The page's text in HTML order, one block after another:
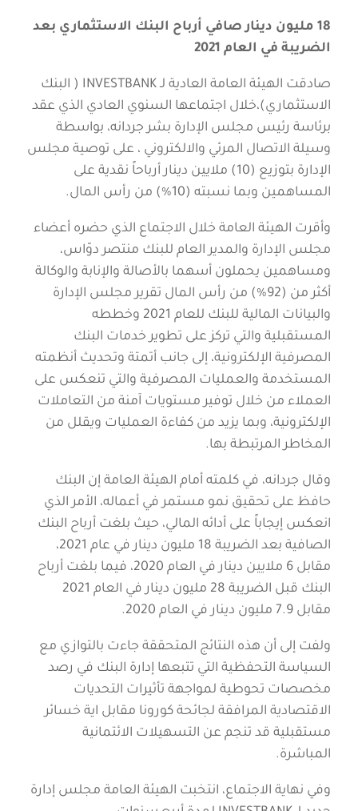
18 مليون دينار صافي أرباح البنك الاستثماري بعد
الضريبة في العام 2021
صادقت الهيئة العامة العادية لـ INVESTBANK ( البنك
الاستثماري)،خلال اجتماعها السنوي العادي الذي عقد
برئاسة رئيس مجلس الإدارة بشر جردانه، بواسطة
وسيلة الاتصال المرئي والالكتروني ، على توصية مجلس
الإدارة بتوزيع (10) ملايين دينار أرباحاً نقدية على
المساهمين وبما نسبته (10%) من رأس المال.
وأقرت الهيئة العامة خلال الاجتماع الذي حضره أعضاء
مجلس الإدارة والمدير العام للبنك منتصر دوّاس،
ومساهمين يحملون أسهما بالأصالة والإنابة والوكالة
أكثر من (92%) من رأس المال تقرير مجلس الإدارة
والبيانات المالية للبنك للعام 2021 وخططه
المستقبلية والتي تركز على تطوير خدمات البنك
المصرفية الإلكترونية، إلى جانب أتمتة وتحديث أنظمته
المستخدمة والعمليات المصرفية والتي تنعكس على
العملاء من خلال توفير مستويات آمنة من التعاملات
الإلكترونية، وبما يزيد من كفاءة العمليات ويقلل من
المخاطر المرتبطة بها.
وقال جردانه، في كلمته أمام الهيئة العامة إن البنك
حافظ على تحقيق نمو مستمر في أعماله، الأمر الذي
انعكس إيجاباً على أدائه المالي، حيث بلغت أرباح البنك
الصافية بعد الضريبة 18 مليون دينار في عام 2021،
مقابل 6 ملايين دينار في العام 2020، فيما بلغت أرباح
البنك قبل الضريبة 28 مليون دينار في العام 2021
مقابل 7.9 مليون دينار في العام 2020.
ولفت إلى أن هذه النتائج المتحققة جاءت بالتوازي مع
السياسة التحفظية التي تتبعها إدارة البنك في رصد
مخصصات تحوطية لمواجهة تأثيرات التحديات
الاقتصادية المرافقة لجائحة كورونا مقابل اية خسائر
مستقبلية قد تنجم عن التسهيلات الائتمانية
المباشرة.
وفي نهاية الاجتماع، انتخبت الهيئة العامة مجلس إدارة